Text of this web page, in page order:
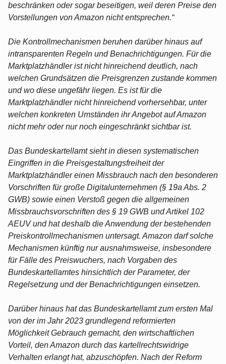
beschränken oder sogar beseitigen, weil deren Preise den
Vorstellungen von Amazon nicht entsprechen.“
Die Kontrollmechanismen beruhen darüber hinaus auf
intransparenten Regeln und Benachrichtigungen. Für die
Marktplatzhändler ist nicht hinreichend deutlich, nach
welchen Grundsätzen die Preisgrenzen zustande kommen
und wo diese ungefähr liegen. Es ist für die
Marktplatzhändler nicht hinreichend vorhersehbar, unter
welchen konkreten Umständen ihr Angebot auf Amazon
nicht mehr oder nur noch eingeschränkt sichtbar ist.
Das Bundeskartellamt sieht in diesen systematischen
Eingriffen in die Preisgestaltungsfreiheit der
Marktplatzhändler einen Missbrauch nach den besonderen
Vorschriften für große Digitalunternehmen (§ 19a Abs. 2
GWB) sowie einen Verstoß gegen die allgemeinen
Missbrauchsvorschriften des § 19 GWB und Artikel 102
AEUV und hat deshalb die Anwendung der bestehenden
Preiskontrollmechanismen untersagt. Amazon darf solche
Mechanismen künftig nur ausnahmsweise, insbesondere
für Fälle des Preiswuchers, nach Vorgaben des
Bundeskartellamtes hinsichtlich der Parameter, der
Regelsetzung und der Benachrichtigungen einsetzen.
Darüber hinaus hat das Bundeskartellamt zum ersten Mal
von der im Jahr 2023 grundlegend reformierten
Möglichkeit Gebrauch gemacht, den wirtschaftlichen
Vorteil, den Amazon durch das kartellrechtswidrige
Verhalten erlangt hat, abzuschöpfen. Nach der Reform